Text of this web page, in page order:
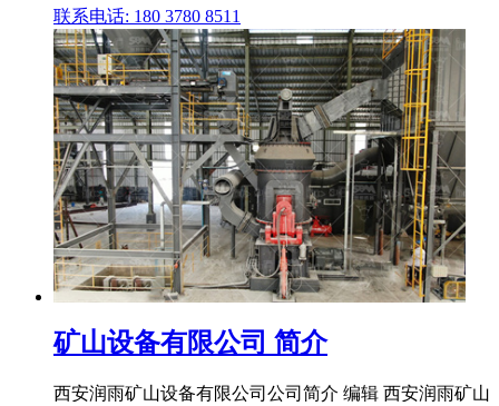
联系电话: 180 3780 8511
矿山设备有限公司 简介
西安润雨矿山设备有限公司公司简介 编辑 西安润雨矿山